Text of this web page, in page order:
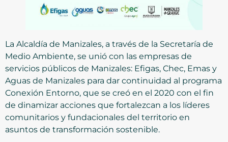
La Alcaldía de Manizales, a través de la Secretaría de
Medio Ambiente, se unió con las empresas de
servicios públicos de Manizales: Efigas, Chec, Emas y
Aguas de Manizales para dar continuidad al programa
Conexión Entorno, que se creó en el 2020 con el fin
de dinamizar acciones que fortalezcan a los líderes
comunitarios y fundacionales del territorio en
asuntos de transformación sostenible.